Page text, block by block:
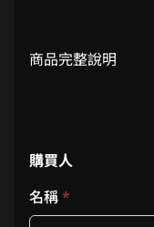
商品完整說明
購買人
名稱*